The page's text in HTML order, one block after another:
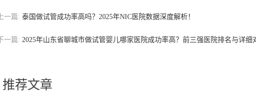
上一篇: 泰国做试管成功率高吗？2025年NIC医院数据深度解析！
下一篇:2025年山东省聊城市做试管婴儿哪家医院成功率高？前三强医院排名与详细
推荐文章